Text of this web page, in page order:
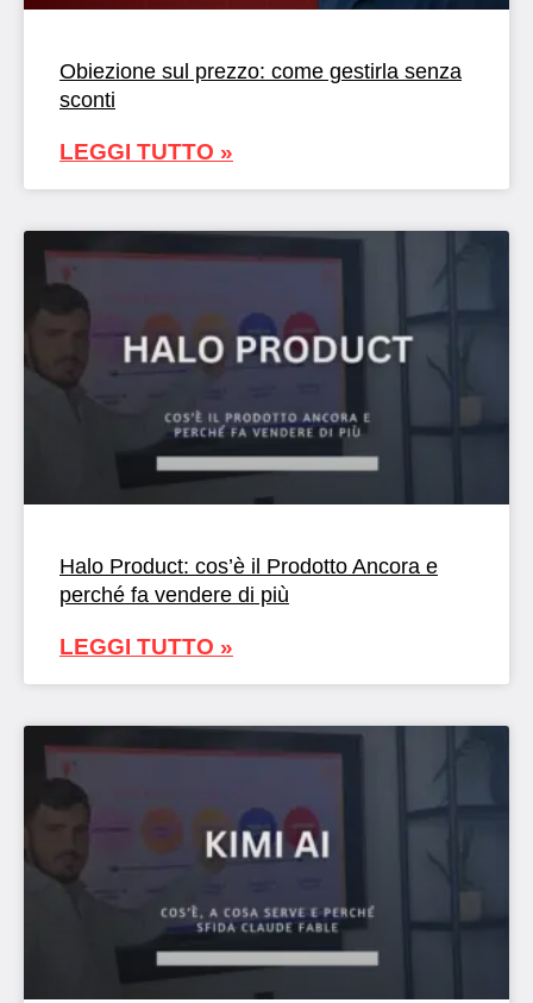
Obiezione sul prezzo: come gestirla senza
sconti
LEGGI TUTTO »
Halo Product: cos’è il Prodotto Ancora e
perché fa vendere di più
LEGGI TUTTO »